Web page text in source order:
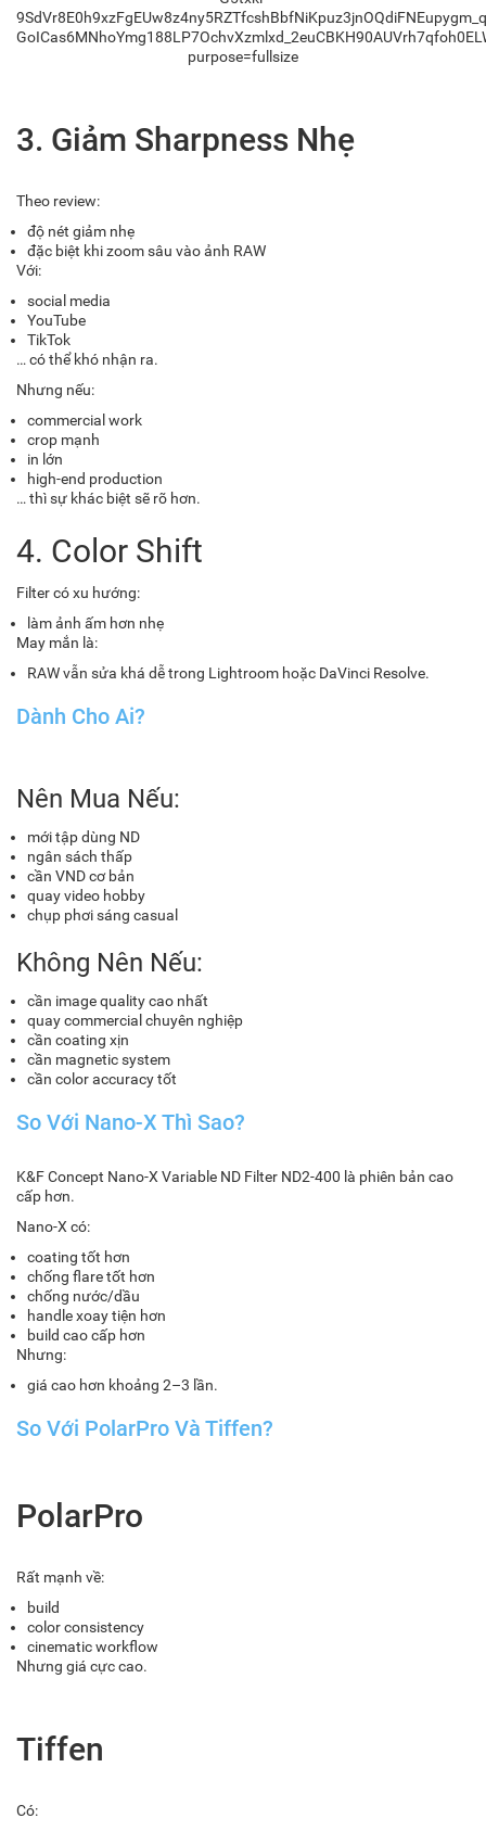
3. Giảm Sharpness Nhẹ
Theo review:
độ nét giảm nhẹ
đặc biệt khi zoom sâu vào ảnh RAW
Với:
social media
YouTube
TikTok
… có thể khó nhận ra.
Nhưng nếu:
commercial work
crop mạnh
in lớn
high-end production
… thì sự khác biệt sẽ rõ hơn.
4. Color Shift
Filter có xu hướng:
làm ảnh ấm hơn nhẹ
May mắn là:
RAW vẫn sửa khá dễ trong Lightroom hoặc DaVinci Resolve.
Dành Cho Ai?
Nên Mua Nếu:
mới tập dùng ND
ngân sách thấp
cần VND cơ bản
quay video hobby
chụp phơi sáng casual
Không Nên Nếu:
cần image quality cao nhất
quay commercial chuyên nghiệp
cần coating xịn
cần magnetic system
cần color accuracy tốt
So Với Nano-X Thì Sao?
K&F Concept Nano-X Variable ND Filter ND2-400 là phiên bản cao
cấp hơn.
Nano-X có:
coating tốt hơn
chống flare tốt hơn
chống nước/dầu
handle xoay tiện hơn
build cao cấp hơn
Nhưng:
giá cao hơn khoảng 2–3 lần.
So Với PolarPro Và Tiffen?
PolarPro
Rất mạnh về:
build
color consistency
cinematic workflow
Nhưng giá cực cao.
Tiffen
Có: